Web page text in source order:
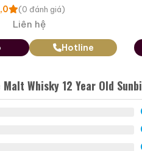
bản:
Toàn bộ bề
mạnh mẽ của toàn bộ
năm 2003. Mỗi nét
giá:Ở trung tâm mặt
(Đạt được
(0 đánh giá)
Liên hệ
Hotline
Whisky 12 Year Old